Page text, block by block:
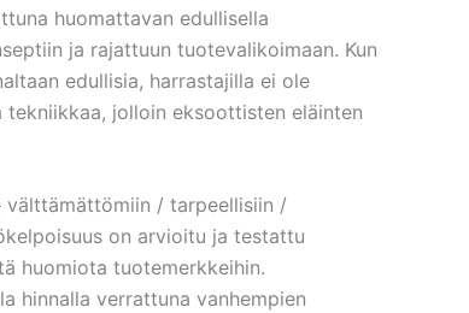
huomattavan edullisella
ja rajattuun tuotevalikoimaan. Kun
edullisia, harrastajilla ei ole
jolloin eksoottisten eläinten
välttämättömiin / tarpeellisiin /
on arvioitu ja testattu
huomiota tuotemerkkeihin.
hinnalla verrattuna vanhempien